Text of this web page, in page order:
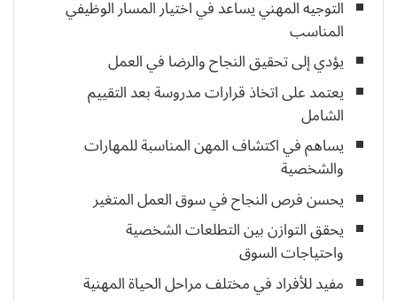
التوجيه المهني يساعد في اختيار المسار الوظيفي
المناسب
يؤدي إلى تحقيق النجاح والرضا في العمل
يعتمد على اتخاذ قرارات مدروسة بعد التقييم
الشامل
يساهم في اكتشاف المهن المناسبة للمهارات
والشخصية
يحسن فرص النجاح في سوق العمل المتغير
يحقق التوازن بين التطلعات الشخصية
واحتياجات السوق
مفيد للأفراد في مختلف مراحل الحياة المهنية